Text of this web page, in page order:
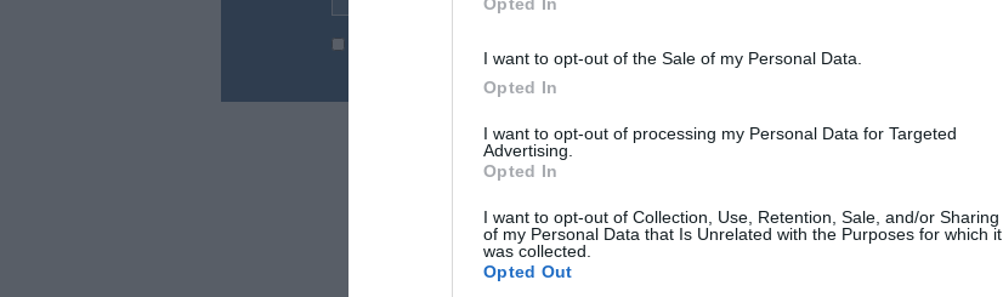
I want to opt-out of the Sale of my Personal Data.
Opted In
I want to opt-out of processing my Personal Data for Targeted
Advertising.
Opted In
I want to opt-out of Collection, Use, Retention, Sale, and/or Sharing
of my Personal Data that Is Unrelated with the Purposes for which it
was collected.
Opted Out